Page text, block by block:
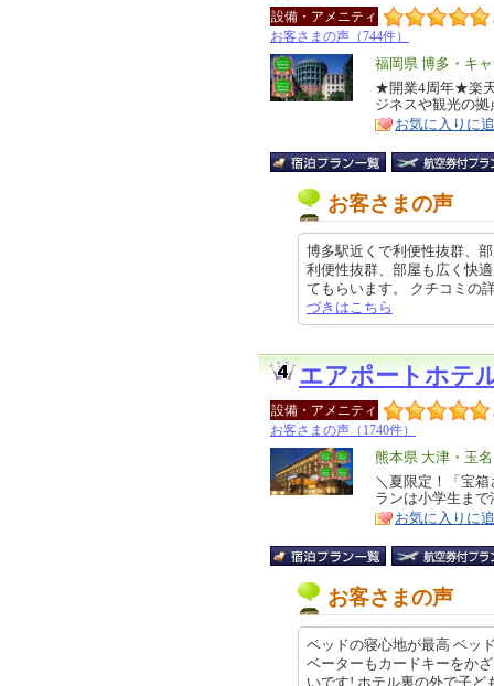
設備・アメニティ
お客さまの声（744件）
エ
リ
ア
福岡県 博多・キ
特
徴
★開業4周年★楽
ジネスや観光の
お気に入りに
お客さまの声
博多駅近くで利便性抜群、
利便性抜群、部屋も広く快
てもらいます。 クチコミ
づきはこちら
エアポートホテ
設備・アメニティ
お客さまの声（1740件）
エ
リ
ア
熊本県 大津・玉
特
徴
＼夏限定！「宝
ランは小学生ま
お気に入りに
お客さまの声
ベッドの寝心地が最高 ベッ
ベーターもカードキーをか
いです! ホテル裏の外で子